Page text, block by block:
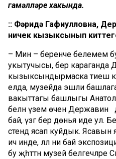
гамәлләре хакында.
:: Фәридә Гафиулловна,
ничек кызыксынып
– Мин – беренче белемем
укытучысы, бер караганда
кызыксындырмаска тиеш
елда, музейда эшли
вакыттагы башлыгы
белән үзем өчен Державин
бай, үзгә бер дөнья иде ул.
стенд ясап куйдык. Ясавын
ич инде, әллә ни бай
бу җәһәттән музей